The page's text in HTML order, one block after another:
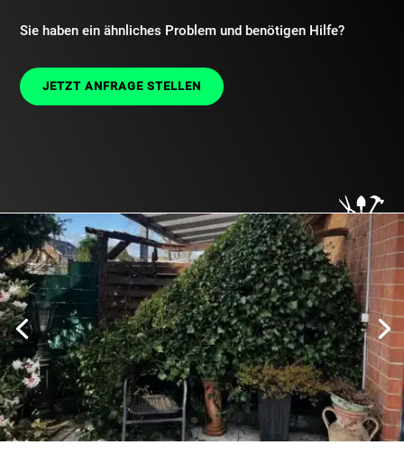
Sie haben ein ähnliches Problem und benötigen Hilfe?
JETZT ANFRAGE STELLEN